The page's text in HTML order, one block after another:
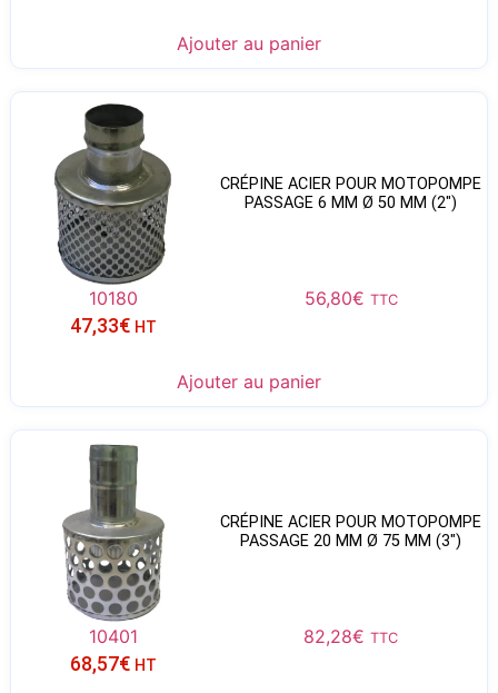
Ajouter au panier
CRÉPINE ACIER POUR MOTOPOMPE
PASSAGE 6 MM Ø 50 MM (2″)
10180 56,80€ TTC
47,33€ HT
Ajouter au panier
CRÉPINE ACIER POUR MOTOPOMPE
PASSAGE 20 MM Ø 75 MM (3″)
10401 82,28€ TTC
68,57€ HT